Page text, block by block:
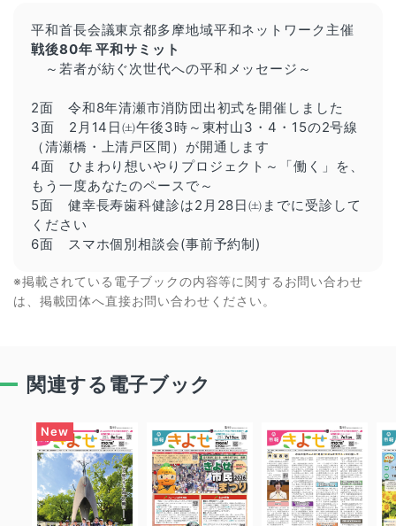
平和首長会議東京都多摩地域平和ネットワーク主催
戦後80年 平和サミット
～若者が紡ぐ次世代への平和メッセージ～
2面 令和8年清瀬市消防団出初式を開催しました
3面 2月14日㈯午後3時～東村山3・4・15の2号線
（清瀬橋・上清戸区間）が開通します
4面 ひまわり想いやりプロジェクト～「働く」を、
もう一度あなたのペースで～
5面 健幸長寿歯科健診は2月28日㈯までに受診して
ください
6面 スマホ個別相談会(事前予約制)
※掲載されている電子ブックの内容等に関するお問い合わせ
は、掲載団体へ直接お問い合わせください。
関連する電子ブック